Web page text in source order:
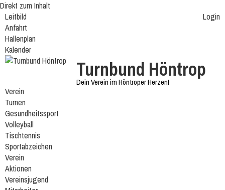
Direkt zum Inhalt
Login
Leitbild
Anfahrt
Hallenplan
Kalender
Turnbund Höntrop
Dein Verein im Höntroper Herzen!
Verein
Turnen
Gesundheitssport
Volleyball
Tischtennis
Sportabzeichen
Verein
Aktionen
Vereinsjugend